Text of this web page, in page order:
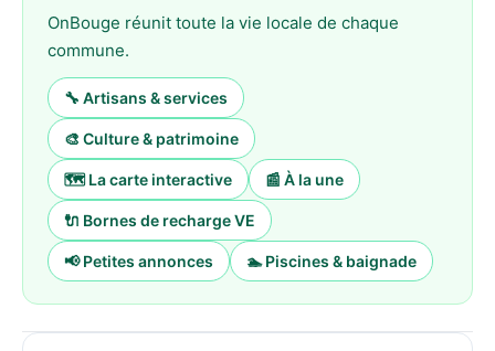
OnBouge réunit toute la vie locale de chaque
commune.
🔧 Artisans & services
🎨 Culture & patrimoine
🗺️ La carte interactive 📰 À la une
🔌 Bornes de recharge VE
📢 Petites annonces 🏊 Piscines & baignade